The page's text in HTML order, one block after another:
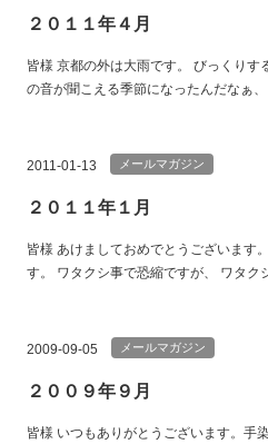
２０１１年４月
皆様 京都の外は大雨です。 びっくりす
の音が聞こえる季節になったんだなぁ
2011-01-13 メールマガジン
２０１１年１月
皆様 あけましておめでとうございます
す。 ワタクシ事で恐縮ですが、 ワタク
2009-09-05 メールマガジン
２００９年９月
皆様 いつもありがとうございます。手